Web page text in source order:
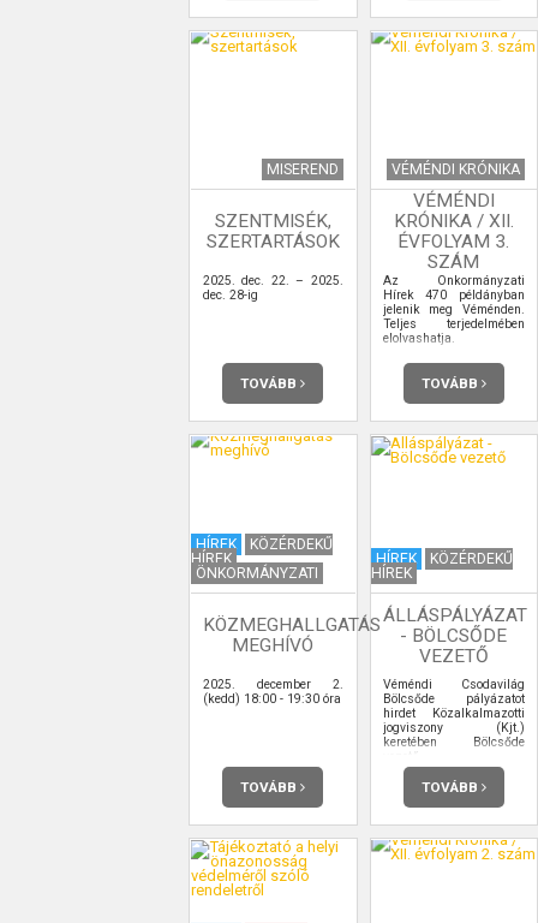
MISEREND
SZENTMISÉK,
SZERTARTÁSOK
2025. dec. 22. – 2025.
dec. 28-ig
TOVÁBB
VÉMÉNDI KRÓNIKA
VÉMÉNDI
KRÓNIKA / XII.
ÉVFOLYAM 3.
SZÁM
Az Önkormányzati
Hírek 470 példányban
jelenik meg Véménden.
Teljes terjedelmében
elolvashatja.
TOVÁBB
HÍREK
KÖZÉRDEKŰ
HÍREK
ÖNKORMÁNYZATI
KÖZMEGHALLGATÁS
MEGHÍVÓ
2025. december 2.
(kedd) 18:00 - 19:30 óra
TOVÁBB
HÍREK
KÖZÉRDEKŰ
HÍREK
ÁLLÁSPÁLYÁZAT
- BÖLCSŐDE
VEZETŐ
Véméndi Csodavilág
Bölcsőde pályázatot
hirdet Közalkalmazotti
jogviszony (Kjt.)
keretében Bölcsőde
vezető
Munkakör/feladatkör
betöltésére.TOVÁBB